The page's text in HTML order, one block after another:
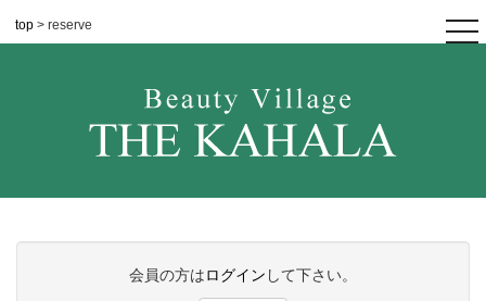
top > reserve
会員の方はログイン して下さい。